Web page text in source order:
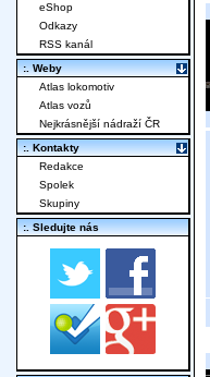
eShop
Odkazy
RSS kanál
:. Weby
Atlas lokomotiv
Atlas vozů
Nejkrásnější nádraží ČR
:. Kontakty
Redakce
Spolek
Skupiny
:. Sledujte nás